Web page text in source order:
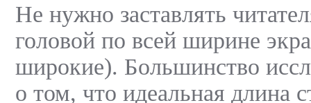
Не нужно заставлять
головой по всей ширине
широкие). Большинство
о том, что идеальная длина